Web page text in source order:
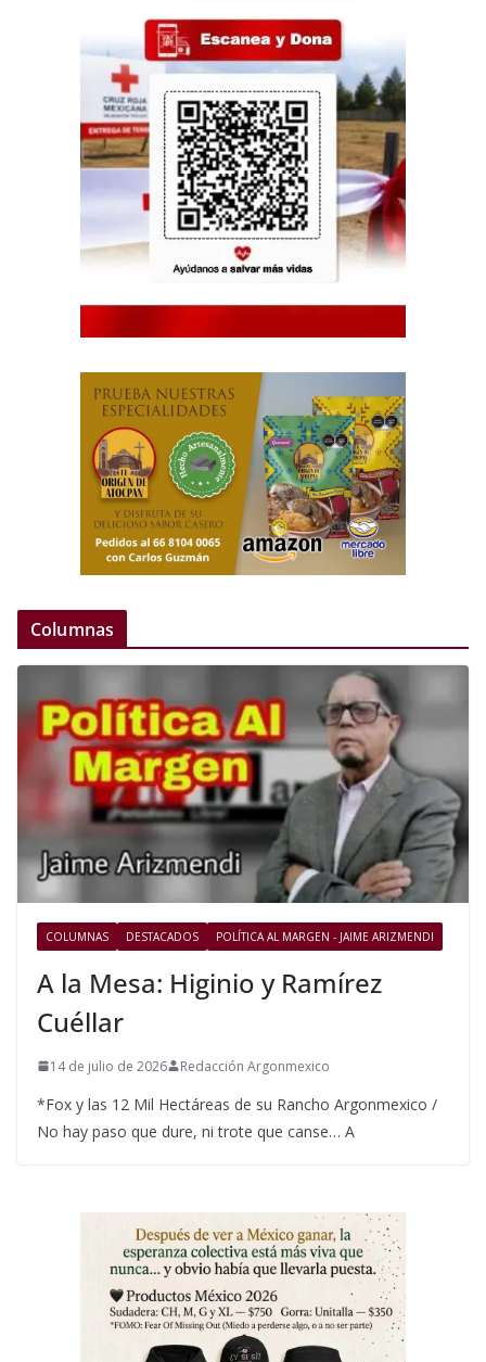
Columnas
COLUMNAS DESTACADOS POLÍTICA AL MARGEN - JAIME ARIZMENDI
A la Mesa: Higinio y Ramírez
Cuéllar
14 de julio de 2026 Redacción Argonmexico
*Fox y las 12 Mil Hectáreas de su Rancho Argonmexico /
No hay paso que dure, ni trote que canse… A